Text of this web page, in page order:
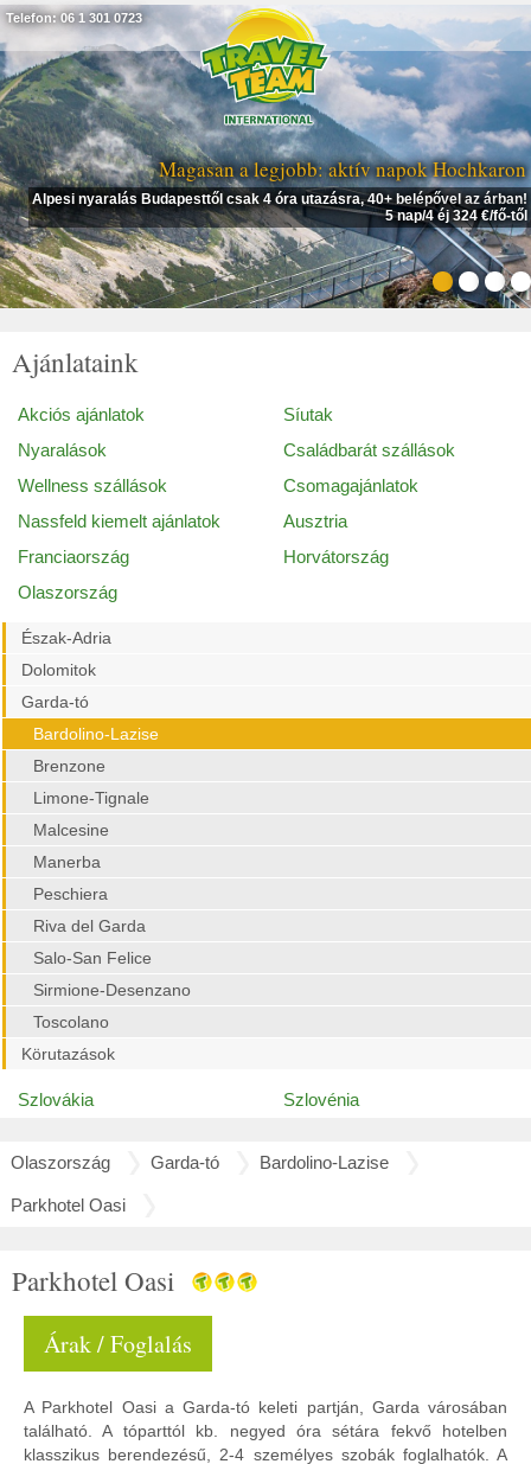
Magasan a legjobb: aktív napok Hochkaron
Alpesi nyaralás Budapesttől csak 4 óra utazásra, 40+ belépővel az árban!
5 nap/4 éj 324 €/fő-től
Telefon: 06 1 301 0723
Ajánlataink
Akciós ajánlatok
Síutak
Nyaralások
Családbarát szállások
Wellness szállások
Csomagajánlatok
Nassfeld kiemelt ajánlatok
Ausztria
Franciaország
Horvátország
Olaszország
Észak-Adria
Dolomitok
Garda-tó
Bardolino-Lazise
Brenzone
Limone-Tignale
Malcesine
Manerba
Peschiera
Riva del Garda
Salo-San Felice
Sirmione-Desenzano
Toscolano
Körutazások
Szlovákia Szlovénia
Olaszország Garda-tó Bardolino-Lazise
Parkhotel Oasi
Parkhotel Oasi
Árak / Foglalás
A Parkhotel Oasi a Garda-tó keleti partján, Garda városában
található. A tóparttól kb. negyed óra sétára fekvő hotelben
klasszikus berendezésű, 2-4 személyes szobák foglalhatók. A